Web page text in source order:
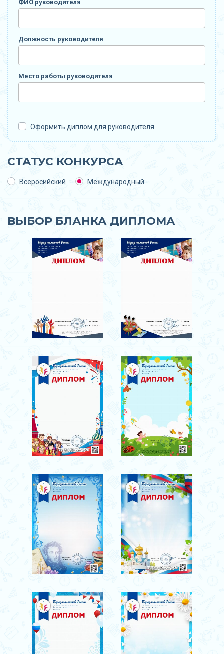
ФИО руководителя
Должность руководителя
Место работы руководителя
Оформить диплом для руководителя
СТАТУС КОНКУРСА
Всеросийский Международный
ВЫБОР БЛАНКА ДИПЛОМА